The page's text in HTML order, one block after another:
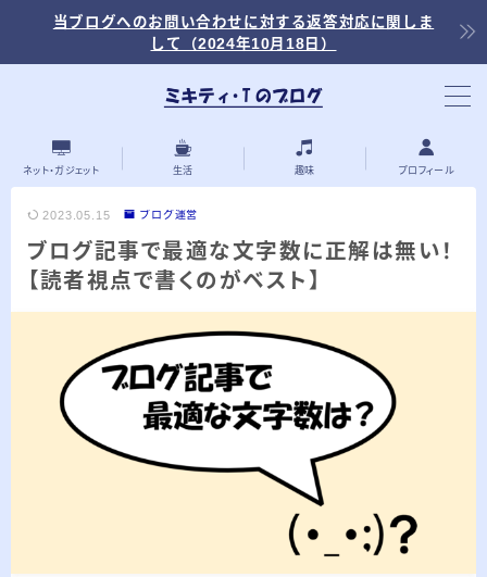
当ブログへのお問い合わせに対する返答対応に関しま
して（2024年10月18日）
最近の投稿
「浅羽ビオトープ」で野鳥観察 ～2026年
3月～
「秋ヶ瀬公園」春の野鳥観察 ～2026年3
2026.03.08
「見沼自然公園」で野鳥観察 ～2026年3
ネット・ガジェット 生活 趣味 プロフィール
2023.05.15 ブログ運営
ブログ記事で最適な文字数に正解は無い！
【読者視点で書くのがベスト】